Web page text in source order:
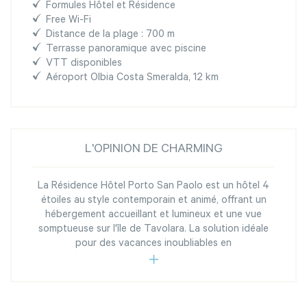
Formules Hôtel et Résidence
Free Wi-Fi
Distance de la plage : 700 m
Terrasse panoramique avec piscine
VTT disponibles
Aéroport Olbia Costa Smeralda, 12 km
L'OPINION DE CHARMING
La Résidence Hôtel Porto San Paolo est un hôtel 4
étoiles au style contemporain et animé, offrant un
hébergement accueillant et lumineux et une vue
somptueuse sur l'île de Tavolara. La solution idéale
pour des vacances inoubliables en